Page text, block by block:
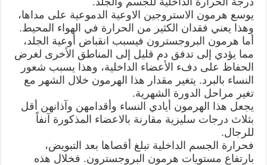
يوسع هرمون الاستروجين الاوعية الدموعية على مداها،
وهذا يعني فقدان الكثير من الحرارة في الهواء المحيط.
أما هرمون البروجسترون فيسبب انقباض أوعية الجلد،
مما يؤدي إلى تدفق دم قليل إلى المناطق الأخرى لغرض
الحفاظ على دفء الأعضاء الداخلية، وهذا يسبب شعور
النساء بالبرد. يتغير مقدار هذا الهرمون خلال الشهر مع
تغير مراحل الدورة الشهرية.
يجعل هذا الهرمون أيادي النساء وأقدامهن وآذانهن أقل
بثلاث درجات سليزية مقارنة بالاعضاء المذكورة آنفاً
للرجال.
فحرارة الجسم الداخلية تبلغ أقصاها بعد التبويض،
بارتفاع مستويات هرمون البروجسترون. فخلال هذه